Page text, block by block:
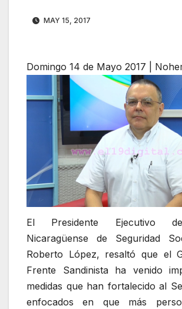
MAY 15, 2017
Domingo 14 de Mayo 2017 |
El Presidente Ejecutivo
Nicaragüense de Seguridad
Roberto López, resaltó que el
Frente Sandinista ha venido
medidas que han fortalecido al
enfocados en que más